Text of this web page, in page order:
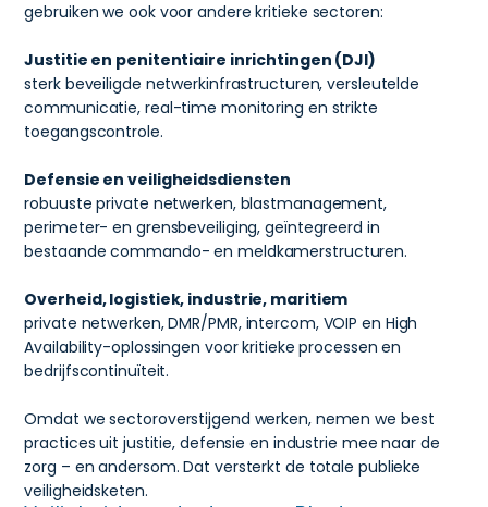
gebruiken we ook voor andere kritieke sectoren:
Justitie en penitentiaire inrichtingen (DJI)
sterk beveiligde netwerkinfrastructuren, versleutelde
communicatie, real-time monitoring en strikte
toegangscontrole.
Defensie en veiligheidsdiensten
robuuste private netwerken, blastmanagement,
perimeter- en grensbeveiliging, geïntegreerd in
bestaande commando- en meldkamerstructuren.
Overheid, logistiek, industrie, maritiem
private netwerken, DMR/PMR, intercom, VOIP en High
Availability-oplossingen voor kritieke processen en
bedrijfscontinuïteit.
Omdat we sectoroverstijgend werken, nemen we best
practices uit justitie, defensie en industrie mee naar de
zorg – en andersom. Dat versterkt de totale publieke
veiligheidsketen.